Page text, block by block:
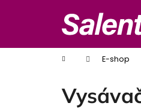
Domov E-shop
í
Späť
obchodu
Späť
obchodu